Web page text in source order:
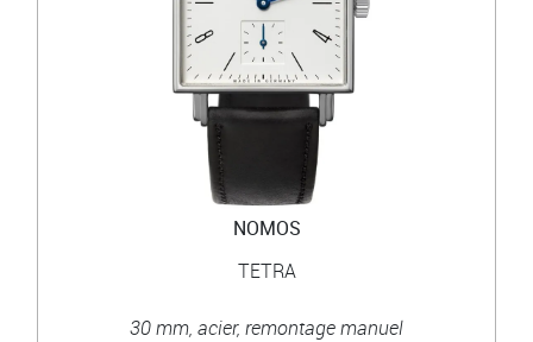
NOMOS
TETRA
30 mm, acier, remontage manuel